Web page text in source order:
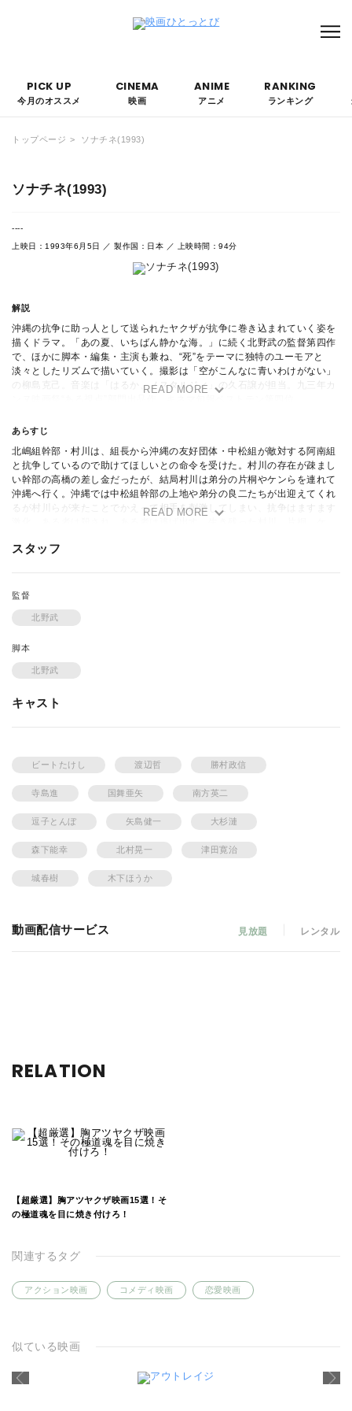
て優遇されることはありません。
PICK UP
今月のオススメ
CINEMA
映画
ANIME
アニメ
RANKING
ランキング
トップページ ソナチネ(1993)
ソナチネ(1993)
----
上映日：1993年6月5日 ／ 製作国：日本 ／ 上映時間：94分
解説
沖縄の抗争に助っ人として送られたヤクザが抗争に巻き込まれていく姿を
描くドラマ。「あの夏、いちばん静かな海。」に続く北野武の監督第四作
で、ほかに脚本・編集・主演も兼ね、“死”をテーマに独特のユーモアと
淡々としたリズムで描いていく。撮影は「空がこんなに青いわけがない」
の柳島克己。音楽は「はるか、ノスタルジィ」の久石譲が担当。九三年カ
READ MORE
あらすじ
北嶋組幹部・村川は、組長から沖縄の友好団体・中松組が敵対する阿南組
と抗争しているので助けてほしいとの命令を受けた。村川の存在が疎まし
い幹部の高橋の差し金だったが、結局村川は弟分の片桐やケンらを連れて
沖縄へ行く。沖縄では中松組幹部の上地や弟分の良二たちが出迎えてくれ
るが村川らが来たことでかえって相手を刺激してしまい、抗争はますます
浜で女を強姦した男を撃ち殺した。それを見て脅えもしない若い女・幸は
や釣りに興じる村川。だが殺し屋などによってケンも片桐も上地も殺され
めに村川たちを破門にし、中松組を解散させようと企んでいることを聞き
の持つ廃家へ向かう途中、村川は鈍口をこめかみに当て自ら命を絶つのだ
った。
READ MORE
スタッフ
監督
北野武
脚本
北野武
キャスト
ビートたけし 渡辺哲 勝村政信
寺島進 国舞亜矢 南方英二
逗子とんぼ 矢島健一 大杉漣
森下能幸 北村晃一 津田寛治
城春樹 木下ほうか
動画配信サービス 見放題 レンタル
RELATION
【超厳選】胸アツヤクザ映画15選！そ
の極道魂を目に焼き付けろ！
関連するタグ
アクション映画 コメディ映画 恋愛映画
似ている映画